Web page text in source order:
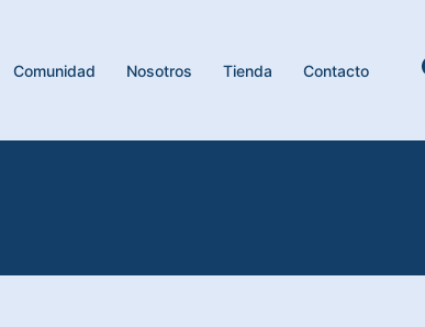
Comunidad Nosotros Tienda Contacto